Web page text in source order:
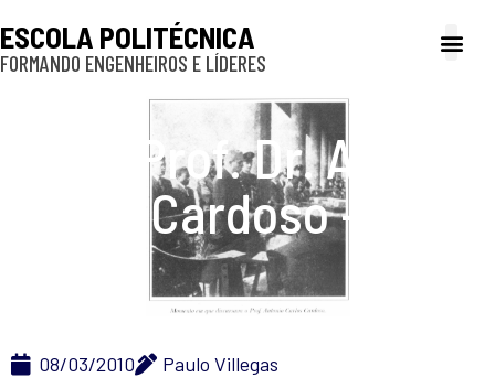
ESCOLA POLITÉCNICA
FORMANDO ENGENHEIROS E LÍDERES
Prof. Dr. Antonio
Carlos Cardoso – 1950-
08/03/2010 Paulo Villegas